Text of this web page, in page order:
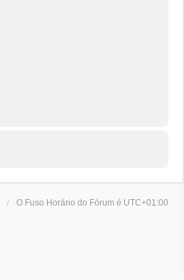
O Fuso Horário do Fórum é UTC+01:00